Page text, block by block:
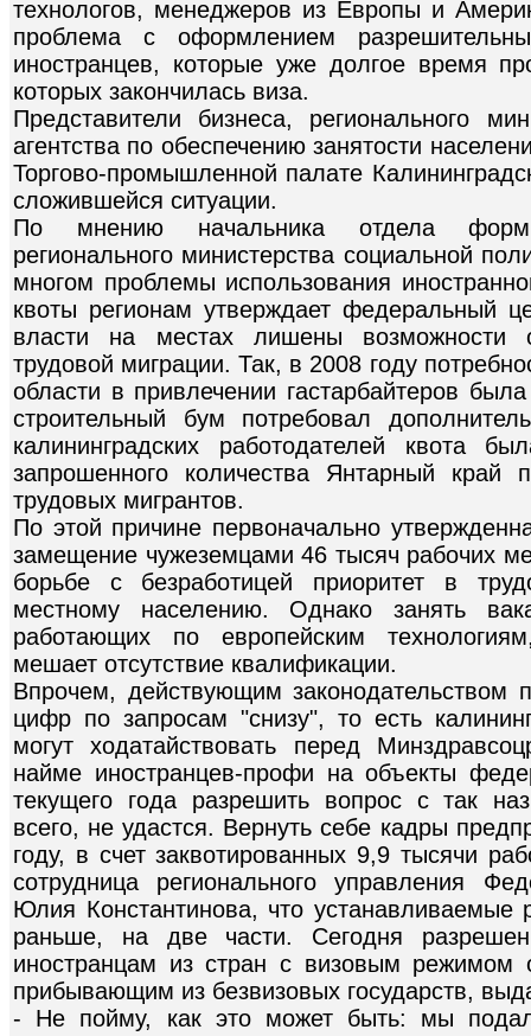
технологов, менеджеров из Европы и
проблема с оформлением
иностранцев, которые уже долгое время
которых закончилась виза.
Представители бизнеса, регионального
агентства по обеспечению занятости
Торгово-промышленной палате
сложившейся ситуации.
По мнению начальника отдела
регионального министерства социальной
многом проблемы использования
квоты регионам утверждает федеральный
власти на местах лишены возможности
трудовой миграции. Так, в 2008 году
области в привлечении гастарбайтеров
строительный бум потребовал
калининградских работодателей квота
запрошенного количества Янтарный край
трудовых мигрантов.
По этой причине первоначально
замещение чужеземцами 46 тысяч рабочих
борьбе с безработицей приоритет в
местному населению. Однако занять
работающих по европейским
мешает отсутствие квалификации.
Впрочем, действующим законодательством
цифр по запросам "снизу", то есть
могут ходатайствовать перед
найме иностранцев-профи на объекты
текущего года разрешить вопрос с так
всего, не удастся. Вернуть себе кадры
году, в счет заквотированных 9,9 тысячи
сотрудница регионального управления
Юлия Константинова, что устанавливаемые
раньше, на две части. Сегодня
иностранцам из стран с визовым режимом
прибывающим из безвизовых государств,
- Не пойму, как это может быть: мы